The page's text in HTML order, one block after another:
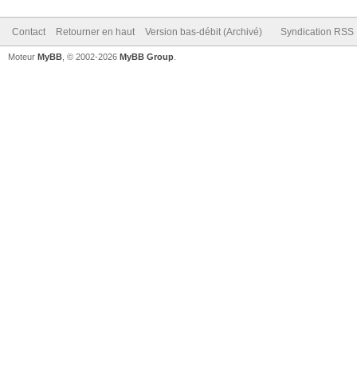
Contact Retourner en haut Version bas-débit (Archivé) Syndication RSS
Moteur MyBB , © 2002-2026 MyBB Group